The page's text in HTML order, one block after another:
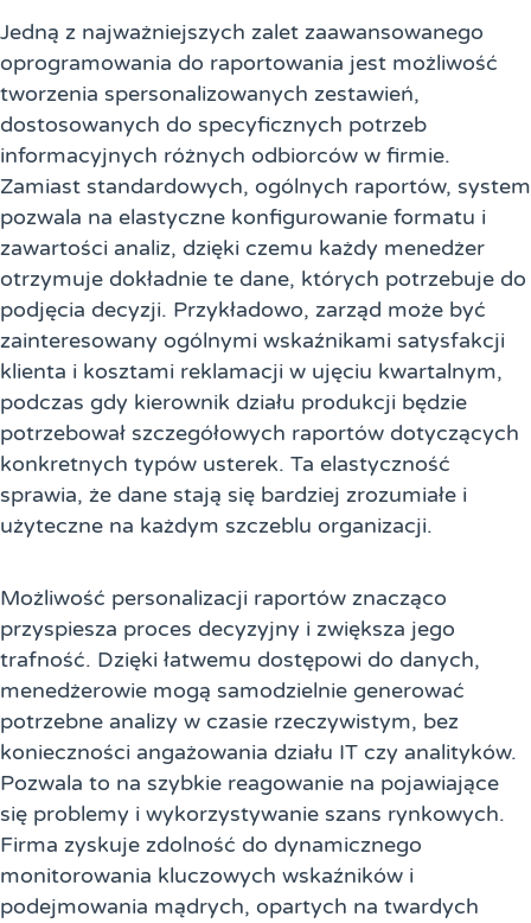
Jedną z najważniejszych zalet zaawansowanego
oprogramowania do raportowania jest możliwość
tworzenia spersonalizowanych zestawień,
dostosowanych do specyficznych potrzeb
informacyjnych różnych odbiorców w firmie.
Zamiast standardowych, ogólnych raportów, system
pozwala na elastyczne konfigurowanie formatu i
zawartości analiz, dzięki czemu każdy menedżer
otrzymuje dokładnie te dane, których potrzebuje do
podjęcia decyzji. Przykładowo, zarząd może być
zainteresowany ogólnymi wskaźnikami satysfakcji
klienta i kosztami reklamacji w ujęciu kwartalnym,
podczas gdy kierownik działu produkcji będzie
potrzebował szczegółowych raportów dotyczących
konkretnych typów usterek. Ta elastyczność
sprawia, że dane stają się bardziej zrozumiałe i
użyteczne na każdym szczeblu organizacji.
Możliwość personalizacji raportów znacząco
przyspiesza proces decyzyjny i zwiększa jego
trafność. Dzięki łatwemu dostępowi do danych,
menedżerowie mogą samodzielnie generować
potrzebne analizy w czasie rzeczywistym, bez
konieczności angażowania działu IT czy analityków.
Pozwala to na szybkie reagowanie na pojawiające
się problemy i wykorzystywanie szans rynkowych.
Firma zyskuje zdolność do dynamicznego
monitorowania kluczowych wskaźników i
podejmowania mądrych, opartych na twardych